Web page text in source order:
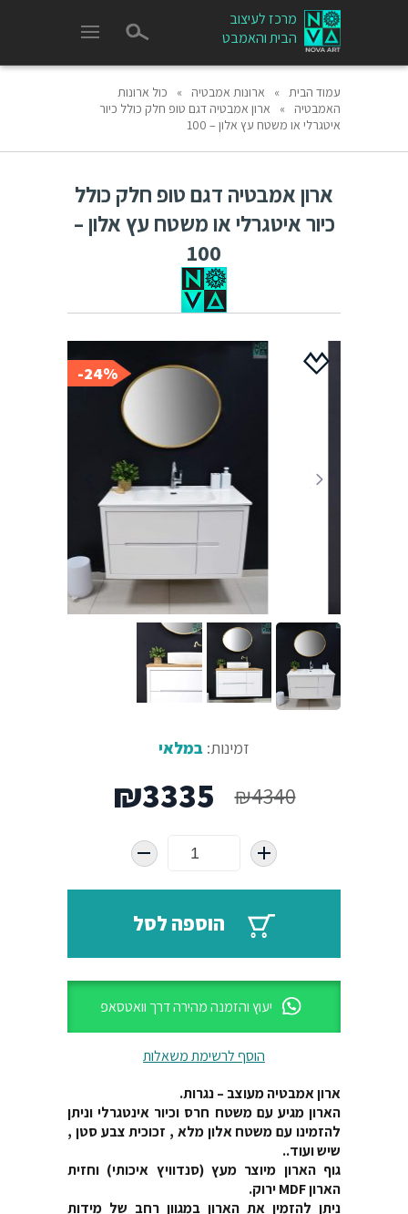
מרכז לעיצוב
הבית והאמבט
עמוד הבית » ארונות אמבטיה »
כול ארונות
האמבטיה
»
ארון אמבטיה דגם טופ חלק כולל כיור
איטגרלי או משטח עץ אלון – 100
ארון אמבטיה דגם טופ חלק כולל
כיור איטגרלי או משטח עץ אלון –
100
24%-
זמינות: במלאי
₪4340
המחיר
המקורי
היה:
₪4340.
₪3335
הוספה לסל
יעוץ והזמנה מהירה דרך וואטסאפ
הוסף לרשימת משאלות
ארון אמבטיה מעוצב – נגרות.
הארון מגיע עם משטח חרס וכיור אינטגרלי וניתן
להזמינו עם משטח אלון מלא , זכוכית צבע סטן ,
שיש ועוד..
גוף הארון מיוצר מעץ (סנדוויץ איכותי) וחזית
הארון MDF ירוק.
ניתן להזמין את הארון במגוון רחב של מידות